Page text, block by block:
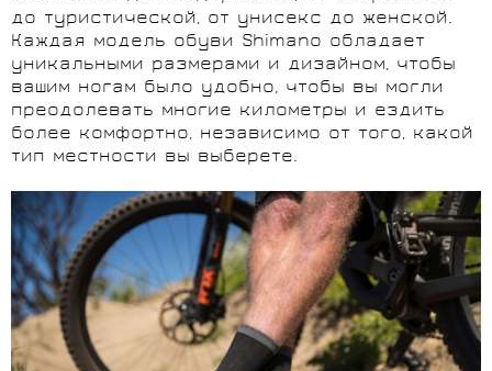
до туристической, от унисекс до женской.
Каждая модель обуви Shimano обладает
уникальными размерами и дизайном, чтобы
вашим ногам было удобно, чтобы вы могли
преодолевать многие километры и ездить
более комфортно, независимо от того, какой
тип местности вы выберете.